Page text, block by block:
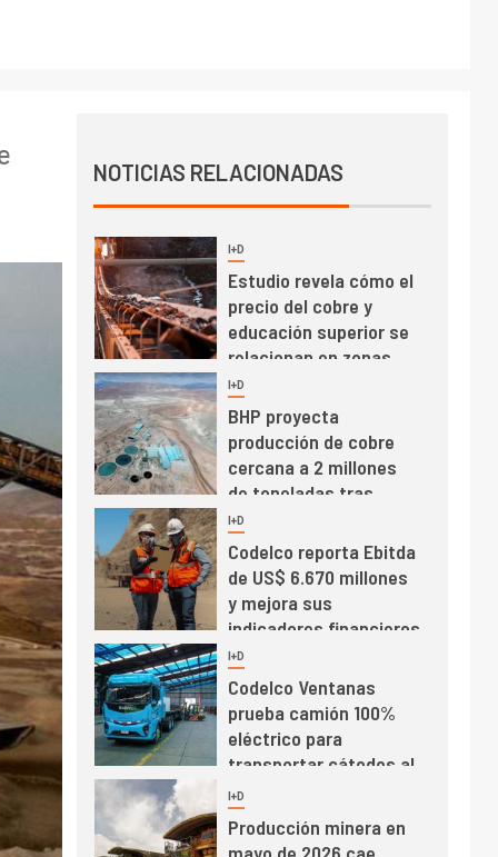
NOTICIAS RELACIONADAS
Cochilco: precio del
de concentrados
5 I+D
Estudio revela cómo el
precio del cobre y
educación superior se
relacionan en zonas
mineras
6 I+D
BHP proyecta
producción de cobre
cercana a 2 millones
de toneladas tras
récord en Escondida
I+D
Codelco reporta Ebitda
de US$ 6.670 millones
y mejora sus
indicadores financieros
1 I+D
Codelco Ventanas
prueba camión 100%
eléctrico para
transportar cátodos al
Puerto de San Antonio
I+D
Producción minera en